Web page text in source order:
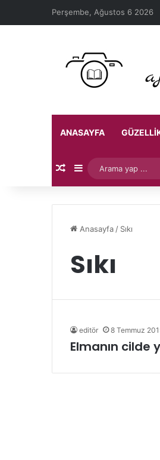
Perşembe, Ağustos 6 2026
ANASAYFA
Rastgele Makale
Kenar Bölmesi
Anasayfa / Sıkı
Sıkı
editör 8 Temmuz
Elmanın cilde